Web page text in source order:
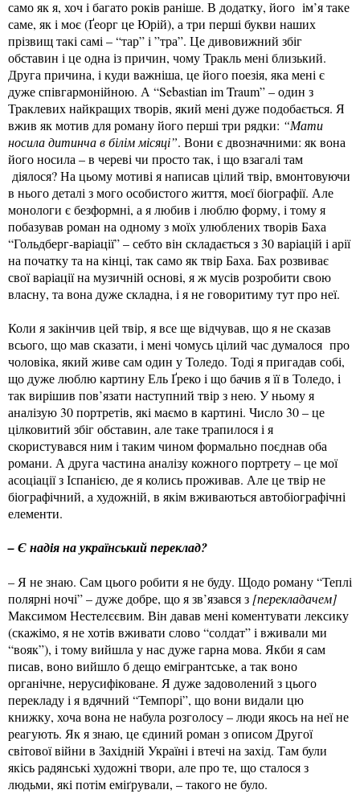
само як я, хоч і багато років раніше. В додатку, його ім’я таке
саме, як і моє (Ґеорг це Юрій), а три перші букви наших
прізвищ такі самі – “тар” і ”тра”. Це дивовижний збіг
обставин і це одна із причин, чому Тракль мені близький.
Друга причина, і куди важніша, це його поезія, яка мені є
дуже співгармонійною. А “Sebastian im Traum” – один з
Траклевих найкращих творів, який мені дуже подобається. Я
вжив як мотив для роману його перші три рядки: “Мати
носила дитинча в білім місяці”. Вони є двозначними: як вона
його носила – в череві чи просто так, і що взагалі там
діялося? На цьому мотиві я написав цілий твір, вмонтовуючи
в нього деталі з мого особистого життя, моєї біографії. Але
монологи є безформні, а я любив і люблю форму, і тому я
побазував роман на одному з моїх улюблених творів Баха
“Гольдберг-варіації” – себто він складається з 30 варіацій і арії
на початку та на кінці, так само як твір Баха. Бах розвиває
свої варіації на музичній основі, я ж мусів розробити свою
власну, та вона дуже складна, і я не говоритиму тут про неї.
Коли я закінчив цей твір, я все ще відчував, що я не сказав
всього, що мав сказати, і мені чомусь цілий час думалося про
чоловіка, який живе сам один у Толедо. Тоді я пригадав собі,
що дуже люблю картину Ель Ґреко і що бачив я її в Толедо, і
так вирішив пов’язати наступний твір з нею. У ньому я
аналізую 30 портретів, які маємо в картині. Число 30 – це
цілковитий збіг обставин, але таке трапилося і я
скористувався ним і таким чином формально поєднав оба
романи. А друга частина аналізу кожного портрету – це мої
асоціації з Іспанією, де я колись проживав. Але це твір не
біографічний, а художній, в якім вживаються автобіографічні
елементи.
– Є надія на український переклад?
– Я не знаю. Сам цього робити я не буду. Щодо роману “Теплі
полярні ночі” – дуже добре, що я зв’язався з [перекладачем]
Максимом Нестелєєвим. Він давав мені коментувати лексику
(скажімо, я не хотів вживати слово “солдат” і вживали ми
“вояк”), і тому вийшла у нас дуже гарна мова. Якби я сам
писав, воно вийшло б дещо емігрантське, а так воно
органічне, нерусифіковане. Я дуже задоволений з цього
перекладу і я вдячний “Темпорі”, що вони видали цю
книжку, хоча вона не набула розголосу – люди якось на неї не
реагують. Як я знаю, це єдиний роман з описом Другої
світової війни в Західній Україні і втечі на захід. Там були
якісь радянські художні твори, але про те, що сталося з
людьми, які потім еміґрували, – такого не було.